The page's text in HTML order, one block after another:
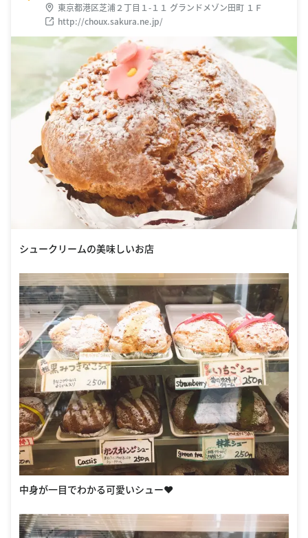
東京都港区芝浦２丁目１-１１ グランドメゾン田町 １Ｆ
http://choux.sakura.ne.jp/
シュークリームの美味しいお店
中身が一目でわかる可愛いシュー❤️